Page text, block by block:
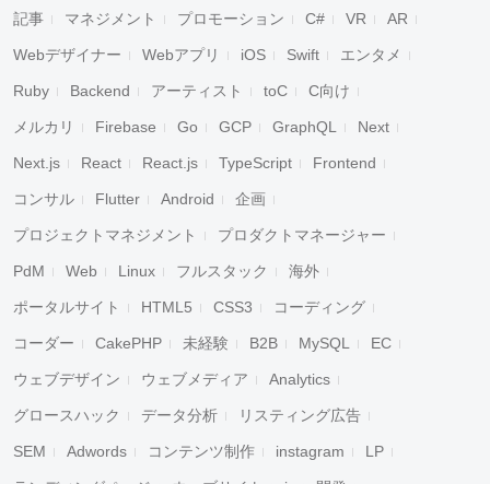
記事 マネジメント プロモーション C# VR AR
Webデザイナー Webアプリ iOS Swift エンタメ
Ruby Backend アーティスト toC C向け
メルカリ Firebase Go GCP GraphQL Next
Next.js React React.js TypeScript Frontend
コンサル Flutter Android 企画
プロジェクトマネジメント プロダクトマネージャー
PdM Web Linux フルスタック 海外
ポータルサイト HTML5 CSS3 コーディング
コーダー CakePHP 未経験 B2B MySQL EC
ウェブデザイン ウェブメディア Analytics
グロースハック データ分析 リスティング広告
SEM Adwords コンテンツ制作 instagram LP